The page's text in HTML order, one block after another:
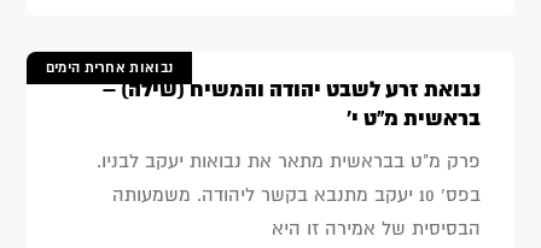
נבואות אחרית הימים
נבואת זרע לשבט יהודה והמשיח (שילה) –
בראשית מ"ט י'
פרק מ"ט בבראשית מתאר את נבואות יעקב לבניו.
בפס' 10 יעקב מתנבא בקשר ליהודה. משמעותה
הבסיסית של אמירה זו היא